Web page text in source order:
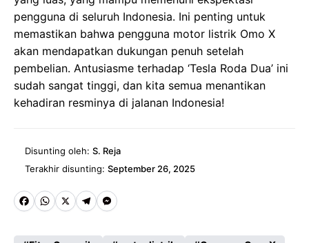
pengguna di seluruh Indonesia. Ini penting untuk
memastikan bahwa pengguna motor listrik Omo X
akan mendapatkan dukungan penuh setelah
pembelian. Antusiasme terhadap ‘Tesla Roda Dua’ ini
sudah sangat tinggi, dan kita semua menantikan
kehadiran resminya di jalanan Indonesia!
Disunting oleh: S. Reja
Terakhir disunting: September 26, 2025
Fa W
X
Te M